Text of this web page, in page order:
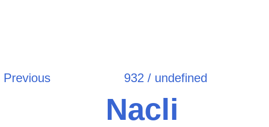
Previous 932 / undefined
Nacli